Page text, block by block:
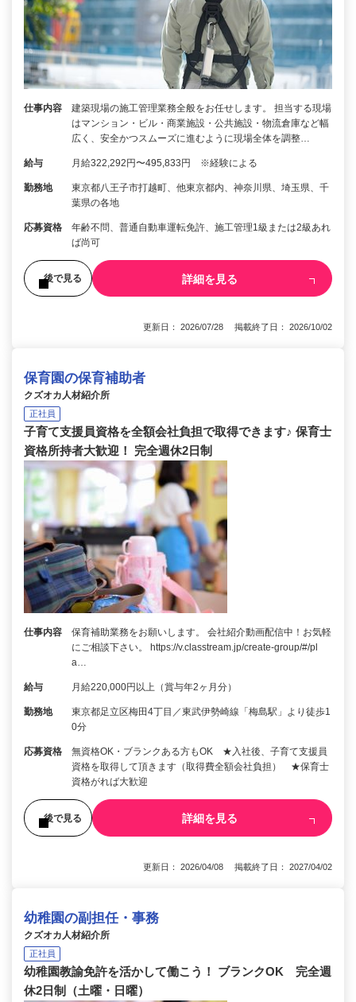
仕事内容
建築現場の施工管理業務全般をお任せします。 担当する現場
はマンション・ビル・商業施設・公共施設・物流倉庫など幅
広く、安全かつスムーズに進むように現場全体を調整…
給与 月給322,292円〜495,833円 ※経験による
勤務地
東京都八王子市打越町、他東京都内、神奈川県、埼玉県、千
葉県の各地
応募資格
年齢不問、普通自動車運転免許、施工管理1級または2級あれ
ば尚可
後で見る 詳細を見る
更新日： 2026/07/28 掲載終了日： 2026/10/02
保育園の保育補助者
クズオカ人材紹介所
正社員
子育て支援員資格を全額会社負担で取得できます♪ 保育士
資格所持者大歓迎！ 完全週休2日制
仕事内容
保育補助業務をお願いします。 会社紹介動画配信中！お気軽
にご相談下さい。 https://v.classtream.jp/create-group/#/pl
a…
給与 月給220,000円以上（賞与年2ヶ月分）
勤務地
東京都足立区梅田4丁目／東武伊勢崎線「梅島駅」より徒歩1
0分
応募資格
無資格OK・ブランクある方もOK ★入社後、子育て支援員
資格を取得して頂きます（取得費全額会社負担） ★保育士
資格がれば大歓迎
後で見る 詳細を見る
更新日： 2026/04/08 掲載終了日： 2027/04/02
幼稚園の副担任・事務
クズオカ人材紹介所
正社員
幼稚園教諭免許を活かして働こう！ ブランクOK 完全週
休2日制（土曜・日曜）